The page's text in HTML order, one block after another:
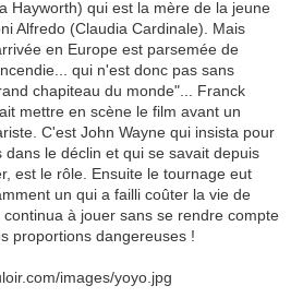
Hayworth) qui est la mère de la jeune
Alfredo (Claudia Cardinale). Mais
en Europe est parsemée de
qui n'est donc pas sans
chapiteau du monde"... Franck
mettre en scène le film avant un
C'est John Wayne qui insista pour
le déclin et qui se savait depuis
est le rôle. Ensuite le tournage eut
un qui a failli coûter la vie de
à jouer sans se rendre compte
proportions dangereuses !